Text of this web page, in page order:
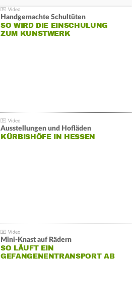
Handgemachte Schultüten
SO WIRD DIE EINSCHULUNG
ZUM KUNSTWERK
Ausstellungen und Hofläden
KÜRBISHÖFE IN HESSEN
Mini-Knast auf Rädern
SO LÄUFT EIN
GEFANGENENTRANSPORT AB